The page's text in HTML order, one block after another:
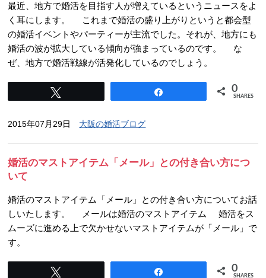
最近、地方で婚活を目指す人が増えているというニュースをよ
く耳にします。 これまで婚活の盛り上がりというと都会型
の婚活イベントやパーティーが主流でした。それが、地方にも
婚活の波が拡大している傾向が強まっているのです。 な
ぜ、地方で婚活戦線が活発化しているのでしょう。
0
SHARES
2015年07月29日 大阪の婚活ブログ
婚活のマストアイテム「メール」との付き合い方につ
いて
婚活のマストアイテム「メール」との付き合い方についてお話
しいたします。 メールは婚活のマストアイテム 婚活をス
ムーズに進める上で欠かせないマストアイテムが「メール」で
す。
0
SHARES